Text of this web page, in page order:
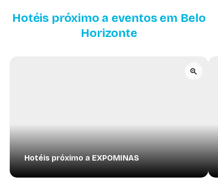
Hotéis próximo a eventos em Belo
Horizonte
Hotéis próximo a EXPOMINAS